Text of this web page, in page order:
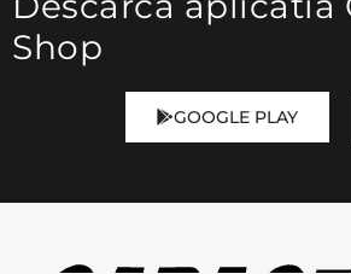
Shop
GOOGLE PLAY